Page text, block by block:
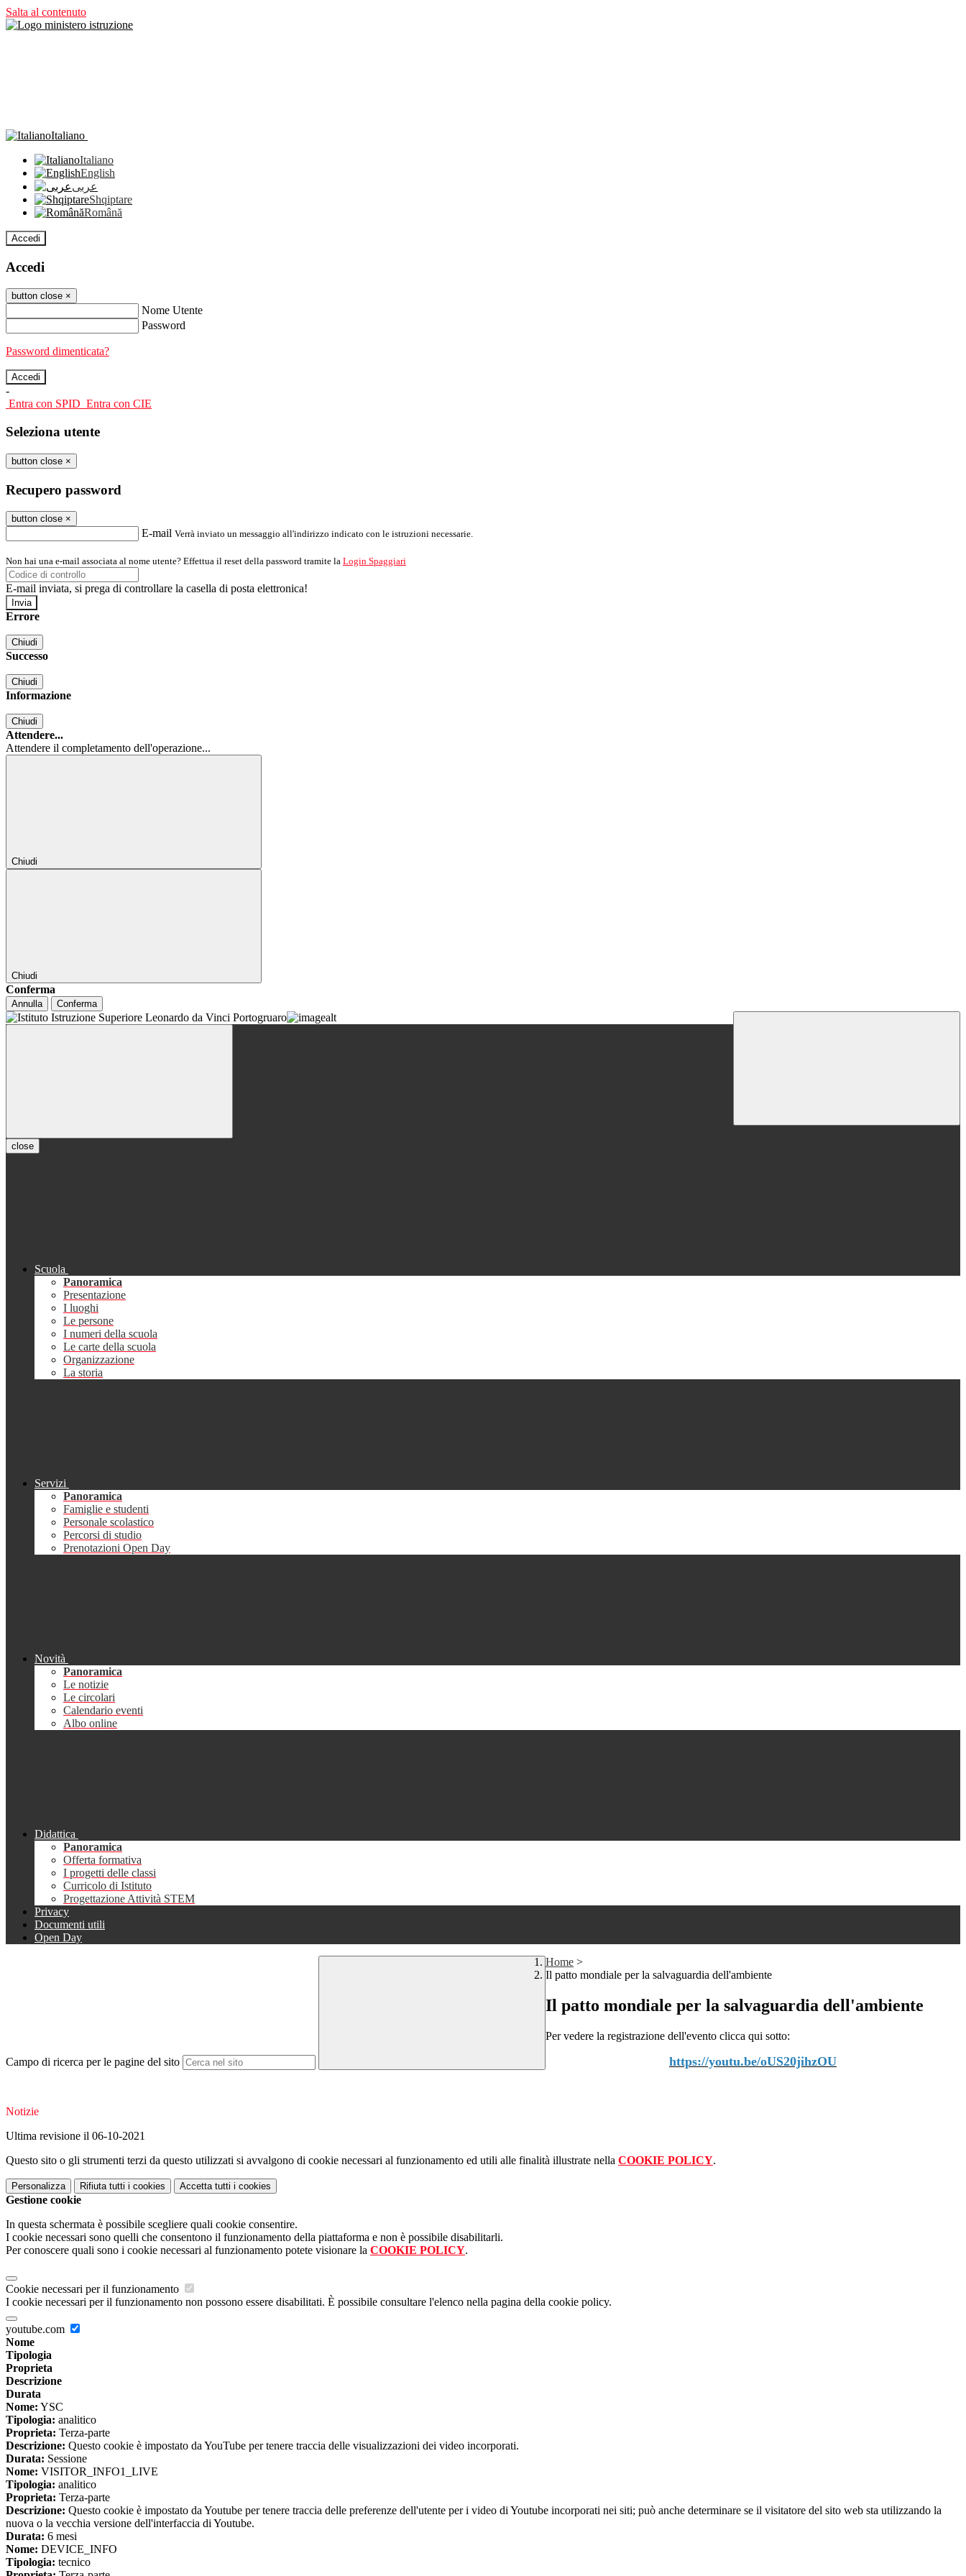
Salta al contenuto
Italiano
Italiano
English
عربى
Shqiptare
Română
Accedi
Accedi
button close ×
Nome Utente
Password
Password dimenticata?
-
Entra con SPID Entra con CIE
Seleziona utente
button close ×
Recupero password
button close ×
E-mail Verrà inviato un messaggio all'indirizzo indicato con le istruzioni necessarie.
Non hai una e-mail associata al nome utente? Effettua il reset della password tramite la Login Spaggiari
E-mail inviata, si prega di controllare la casella di posta elettronica!
Errore
Chiudi
Successo
Chiudi
Informazione
Chiudi
Attendere...
Attendere il completamento dell'operazione...
Chiudi
Chiudi
Conferma
Annulla Conferma
close
Scuola
Panoramica
Presentazione
I luoghi
Le persone
I numeri della scuola
Le carte della scuola
Organizzazione
La storia
Servizi
Panoramica
Famiglie e studenti
Personale scolastico
Percorsi di studio
Prenotazioni Open Day
Novità
Panoramica
Le notizie
Le circolari
Calendario eventi
Albo online
Didattica
Panoramica
Offerta formativa
I progetti delle classi
Curricolo di Istituto
Progettazione Attività STEM
Privacy
Documenti utili
Open Day
Campo di ricerca per le pagine del sito
Home >
Il patto mondiale per la salvaguardia dell'ambiente
Il patto mondiale per la salvaguardia dell'ambiente
Per vedere la registrazione dell'evento clicca qui sotto:
https://youtu.be/oUS20jihzOU
Notizie
Ultima revisione il 06-10-2021
Questo sito o gli strumenti terzi da questo utilizzati si avvalgono di cookie necessari al funzionamento ed utili alle finalità illustrate nella COOKIE POLICY.
Personalizza Rifiuta tutti i cookies Accetta tutti i cookies
Gestione cookie
In questa schermata è possibile scegliere quali cookie consentire.
I cookie necessari sono quelli che consentono il funzionamento della piattaforma e non è possibile disabilitarli.
Per conoscere quali sono i cookie necessari al funzionamento potete visionare la COOKIE POLICY.
Cookie necessari per il funzionamento
I cookie necessari per il funzionamento non possono essere disabilitati. È possibile consultare l'elenco nella pagina della cookie policy.
youtube.com
Nome
Tipologia
Proprieta
Descrizione
Durata
Nome: YSC
Tipologia: analitico
Proprieta: Terza-parte
Descrizione: Questo cookie è impostato da YouTube per tenere traccia delle visualizzazioni dei video incorporati.
Durata: Sessione
Nome: VISITOR_INFO1_LIVE
Tipologia: analitico
Proprieta: Terza-parte
Descrizione: Questo cookie è impostato da Youtube per tenere traccia delle preferenze dell'utente per i video di Youtube incorporati nei siti; può anche determinare se il visitatore del sito web sta utilizzando la
nuova o la vecchia versione dell'interfaccia di Youtube.
Durata: 6 mesi
Nome: DEVICE_INFO
Tipologia: tecnico